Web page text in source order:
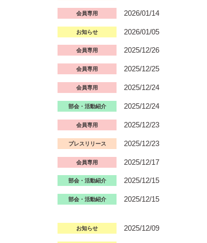
会員専用 2026/01/14
お知らせ 2026/01/05
会員専用 2025/12/26
会員専用 2025/12/25
会員専用 2025/12/24
部会・活動紹介 2025/12/24
会員専用 2025/12/23
プレスリリース 2025/12/23
会員専用 2025/12/17
部会・活動紹介 2025/12/15
部会・活動紹介 2025/12/15
お知らせ 2025/12/09